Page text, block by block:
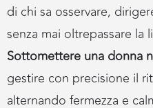
di chi sa osservare,
senza mai oltrepassare la
Sottomettere una donna
gestire con precisione il
alternando fermezza e